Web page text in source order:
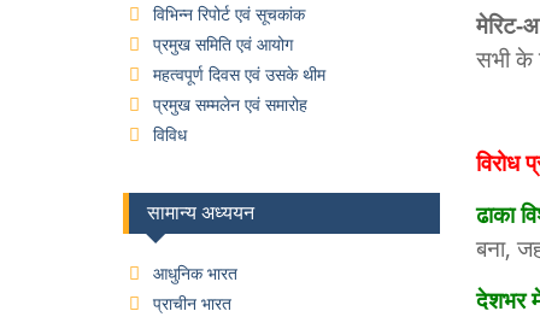
मेरिट-
सभी के
विरोध
ढाका
बना,
देशभर
विभिन्न रिपोर्ट एवं सूचकांक
प्रमुख समिति एवं आयोग
महत्वपूर्ण दिवस एवं उसके थीम
प्रमुख सम्मलेन एवं समारोह
विविध
सामान्य अध्ययन
आधुनिक भारत
प्राचीन भारत